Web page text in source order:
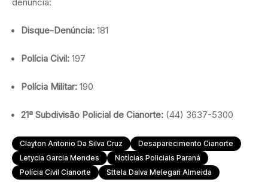
denúncia:
Disque-Denúncia: 181
Polícia Civil: 197
Polícia Militar: 190
21ª Subdivisão Policial de Cianorte: (44) 3637-5300
Clayton Antonio Da Silva Cruz
Desaparecimento Cianorte
Letycia Garcia Mendes
Notícias Policiais Paraná
Polícia Civil Cianorte
Sttela Dalva Melegari Almeida